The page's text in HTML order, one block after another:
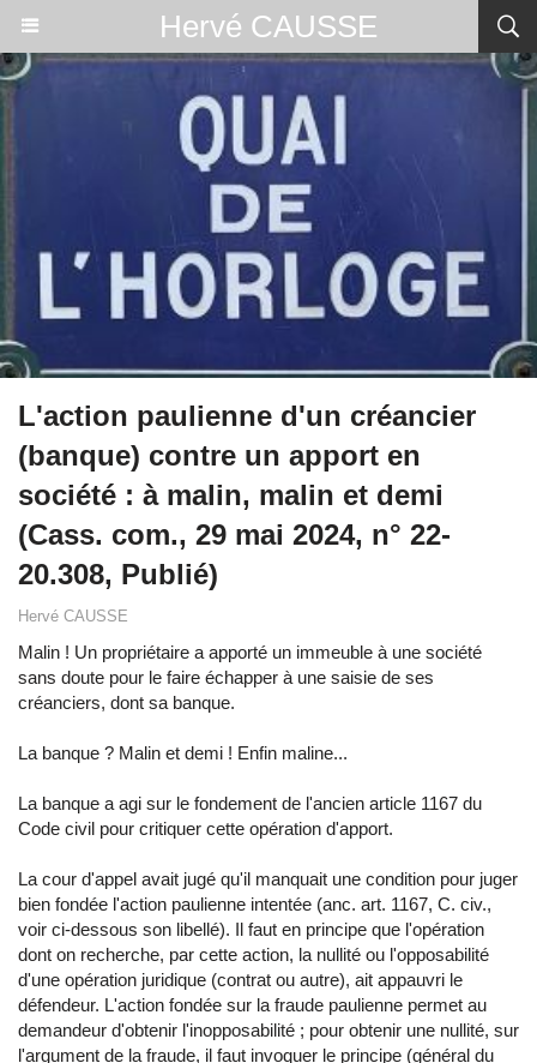
Hervé CAUSSE
L'action paulienne d'un créancier
(banque) contre un apport en
société : à malin, malin et demi
(Cass. com., 29 mai 2024, n° 22-
20.308, Publié)
Hervé CAUSSE
Malin ! Un propriétaire a apporté un immeuble à une société
sans doute pour le faire échapper à une saisie de ses
créanciers, dont sa banque.
La banque ? Malin et demi ! Enfin maline...
La banque a agi sur le fondement de l'ancien article 1167 du
Code civil pour critiquer cette opération d'apport.
La cour d'appel avait jugé qu'il manquait une condition pour juger
bien fondée l'action paulienne intentée (anc. art. 1167, C. civ.,
voir ci-dessous son libellé). Il faut en principe que l'opération
dont on recherche, par cette action, la nullité ou l'opposabilité
d'une opération juridique (contrat ou autre), ait appauvri le
défendeur. L'action fondée sur la fraude paulienne permet au
demandeur d'obtenir l'inopposabilité ; pour obtenir une nullité, sur
l'argument de la fraude, il faut invoquer le principe (général du